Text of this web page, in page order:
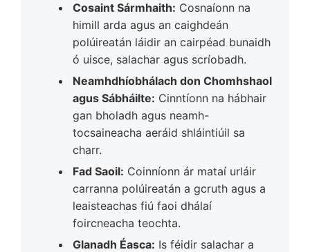
Cosaint Sármhaith: Cosnaíonn na
himill arda agus an caighdeán
polúireatán láidir an cairpéad bunaidh
ó uisce, salachar agus scríobadh.
Neamhdhíobhálach don Chomhshaol
agus Sábháilte: Cinntíonn na hábhair
gan bholadh agus neamh-
tocsaineacha aeráid shláintiúil sa
charr.
Fad Saoil: Coinníonn ár mataí urláir
carranna polúireatán a gcruth agus a
leaisteachas fiú faoi dhálaí
foircneacha teochta.
Glanadh Éasca: Is féidir salachar a